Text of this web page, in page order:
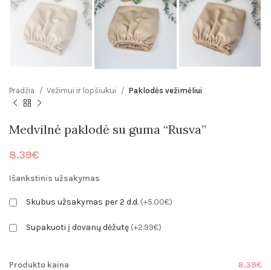
Pradžia Vežimui ir lopšiukui Paklodės vežimėliui
Medvilnė paklodė su guma “Rusva”
8.39€
Išankstinis užsakymas
Skubus užsakymas per 2 d.d. (+5.00€)
Supakuoti į dovanų dėžutę (+2.99€)
Produkto kaina
8.39€